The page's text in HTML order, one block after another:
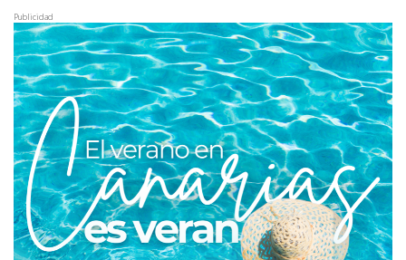
Publicidad